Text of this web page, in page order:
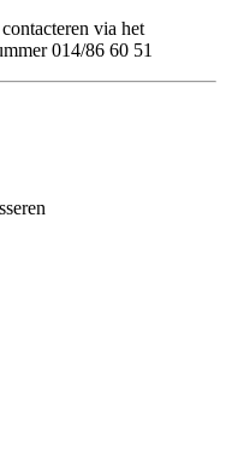
via het
014/86 60 51